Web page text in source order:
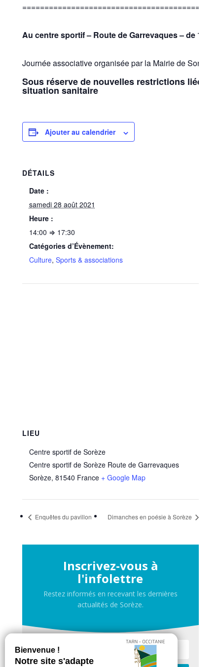
Au centre sportif – Route de Garrevaques – de 14h à
Journée associative organisée par la Mairie de Sorèze
Sous réserve de nouvelles restrictions liées à
situation sanitaire
Ajouter au calendrier
DÉTAILS
Date :
samedi 28 août 2021
Heure :
14:00 ⇒ 17:30
Catégories d’Évènement:
Culture, Sports & associations
LIEU
Centre sportif de Sorèze
Centre sportif de Sorèze Route de Garrevaques
Sorèze, 81540 France + Google Map
Enquêtes du pavillon Dimanches en poésie à Sorèze
Inscrivez-vous à
l'infolettre
Restez informés en recevant les dernières
actualités de Sorèze.